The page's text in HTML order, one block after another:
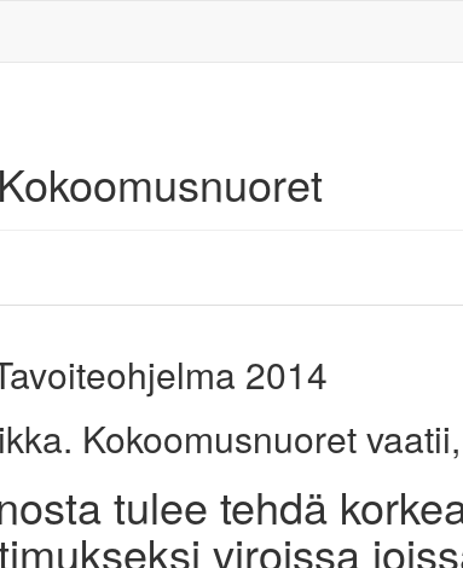
Kokoomusnuoret
2014
Kokoomusnuoret
tulee tehdä
viroissa